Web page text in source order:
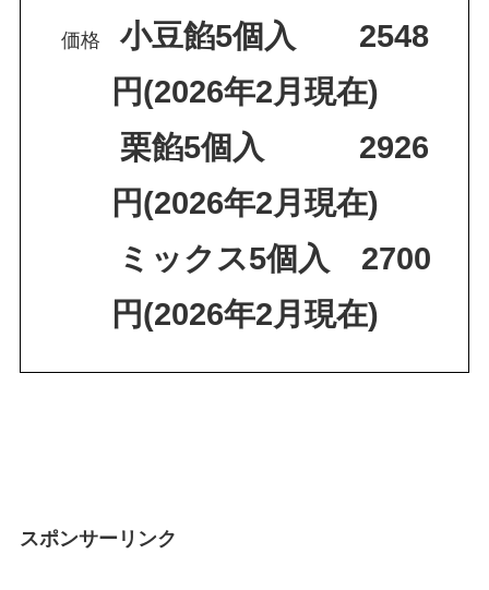
価格 小豆餡5個入 2548
円(2026年2月現在)
栗餡5個入 2926
円(2026年2月現在)
ミックス5個入 2700
円(2026年2月現在)
スポンサーリンク